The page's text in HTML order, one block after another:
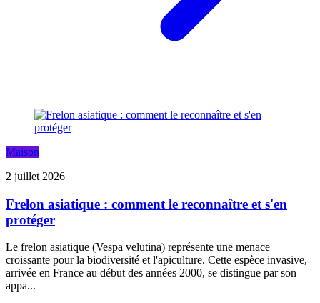
Maison
2 juillet 2026
Frelon asiatique : comment le reconnaître et s'en
protéger
Le frelon asiatique (Vespa velutina) représente une menace
croissante pour la biodiversité et l'apiculture. Cette espèce invasive,
arrivée en France au début des années 2000, se distingue par son
appa...